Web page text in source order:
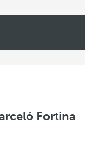
Fortina